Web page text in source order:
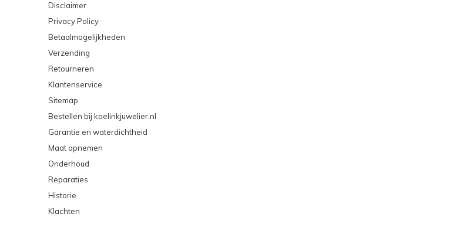
Disclaimer
Privacy Policy
Betaalmogelijkheden
Verzending
Retourneren
Klantenservice
Sitemap
Bestellen bij koelinkjuwelier.nl
Garantie en waterdichtheid
Maat opnemen
Onderhoud
Reparaties
Historie
Klachten